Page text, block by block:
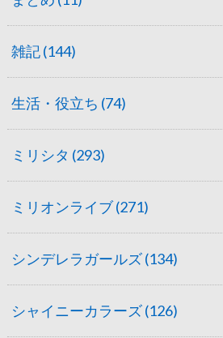
雑記(144)
生活・役立ち (74)
ミリシタ (293)
ミリオンライブ(271)
シンデレラガールズ(134)
シャイニーカラーズ(126)